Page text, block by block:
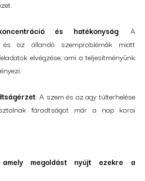
és hatékonyság: A
és az állandó szemproblémák miatt
elvégzése, ami a teljesítményünk
: A szem és az agy túlterhelése
fáradtságot már a nap korai
amely megoldást nyújt ezekre a